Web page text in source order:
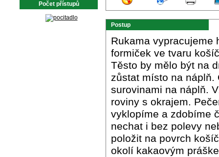
Počet přístupů
Postup
Rukama vypracujeme
formiček ve tvaru
Těsto by mělo být na
zůstat místo na náplň.
surovinami na náplň.
roviny s okrajem.
vyklopíme a zdobíme
nechat i bez polevy
položit na povrch
okolí kakaovým